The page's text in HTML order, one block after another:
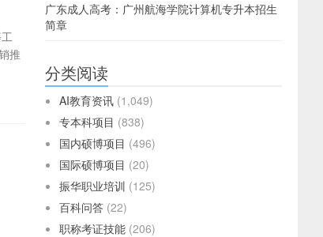
推
广东成人高考：广州航海学院计算机专升本招生
简章
分类阅读
AI教育资讯 (1,049)
专本科项目 (838)
国内硕博项目 (496)
国际硕博项目 (20)
振华职业培训 (125)
百科问答 (22)
职称考证技能 (206)